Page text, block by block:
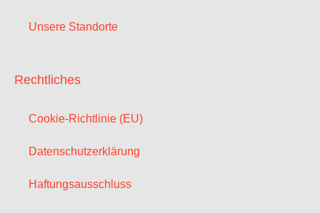
Unsere Standorte
Rechtliches
Cookie-Richtlinie (EU)
Datenschutzerklärung
Haftungsausschluss